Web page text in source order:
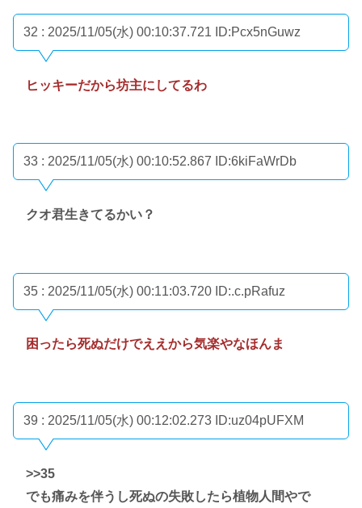
32 : 2025/11/05(水) 00:10:37.721 ID:Pcx5nGuwz
ヒッキーだから坊主にしてるわ
33 : 2025/11/05(水) 00:10:52.867 ID:6kiFaWrDb
クオ君生きてるかい？
35 : 2025/11/05(水) 00:11:03.720 ID:.c.pRafuz
困ったら死ぬだけでええから気楽やなほんま
39 : 2025/11/05(水) 00:12:02.273 ID:uz04pUFXM
>>35
でも痛みを伴うし死ぬの失敗したら植物人間やで